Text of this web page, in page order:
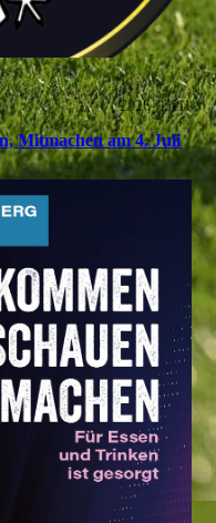
2026-05-11
Mitmachen am 4. Juli